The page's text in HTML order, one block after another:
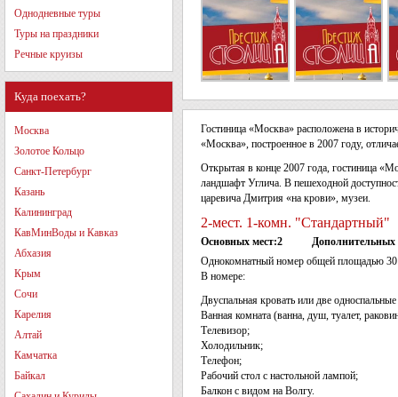
Однодневные туры
Туры на праздники
Речные круизы
Куда поехать?
Москва
Золотое Кольцо
Санкт-Петербург
Казань
Калининград
КавМинВоды и Кавказ
Абхазия
Крым
Сочи
Карелия
Алтай
Камчатка
Байкал
Гостиница «Москва» расположена в
«Москва», построенное в 2007 году,
Открытая в конце 2007 года, гостиница
ландшафт Углича. В пешеходной
царевича Дмитрия «на крови», музеи.
2-мест. 1-комн. "Стандартный"
Основных мест:2
Дополнительных
Однокомнатный номер общей площадью
В номере:
Двуспальная кровать или две
Ванная комната (ванна, душ, туалет,
Телевизор;
Холодильник;
Телефон;
Рабочий стол с настольной лампой;
Балкон с видом на Волгу.